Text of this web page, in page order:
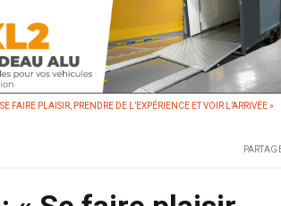
FAIRE PLAISIR, PRENDRE DE L’EXPÉRIENCE ET VOIR L’ARRIVÉE »